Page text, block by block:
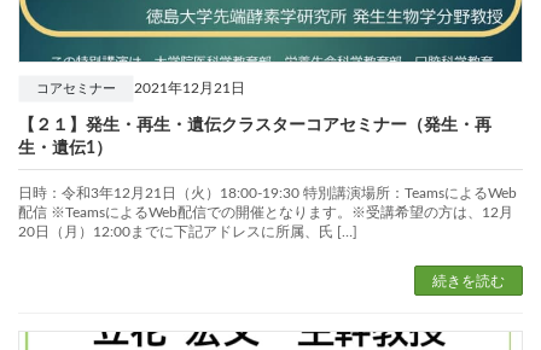
2021年12月21日
コアセミナー
【２１】発生・再生・遺伝クラスターコアセミナー（発生・再
生・遺伝1）
日時：令和3年12月21日（火）18:00-19:30 特別講演場所：TeamsによるWeb
配信 ※TeamsによるWeb配信での開催となります。※受講希望の方は、12月
20日（月）12:00までに下記アドレスに所属、氏 […]
続きを読む